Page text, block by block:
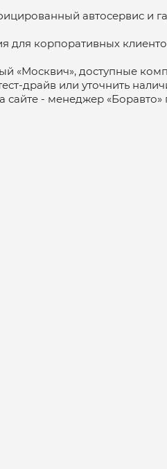
автосервис и
для корпоративных
«Москвич», доступные
драйв или уточнить
сайте - менеджер